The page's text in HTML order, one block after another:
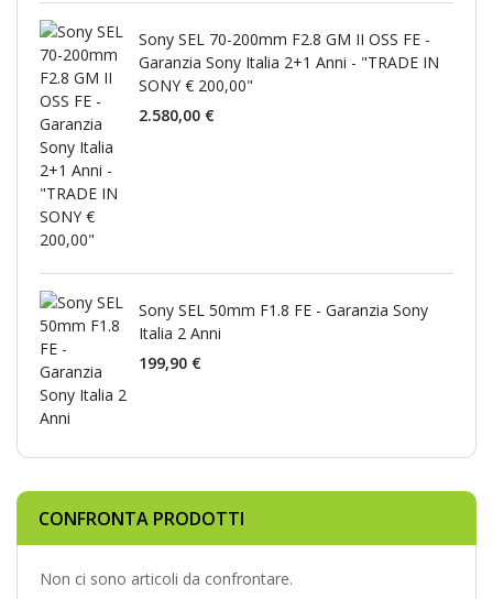
Sony SEL 70-200mm F2.8 GM II OSS FE -
Garanzia Sony Italia 2+1 Anni - "TRADE IN
SONY € 200,00"
2.580,00 €
Sony SEL 50mm F1.8 FE - Garanzia Sony
Italia 2 Anni
199,90 €
CONFRONTA PRODOTTI
Non ci sono articoli da confrontare.